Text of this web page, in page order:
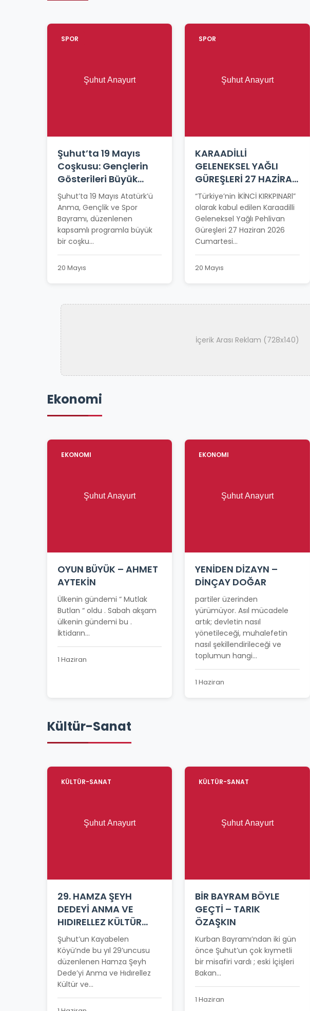
SPOR
Şuhut’ta 19 Mayıs
Coşkusu: Gençlerin
Gösterileri Büyük
Beğeni Topladı
Şuhut’ta 19 Mayıs Atatürk’ü
Anma, Gençlik ve Spor
Bayramı, düzenlenen
kapsamlı programla büyük
bir coşku...
20 Mayıs
SPOR
KARAADİLLİ
GELENEKSEL YAĞLI
GÜREŞLERİ 27 HAZİRAN
TARİHİNE ERTELENDİ
“Türkiye’nin İKİNCİ KIRKPINARl”
olarak kabul edilen Karaadilli
Geleneksel Yağlı Pehlivan
Güreşleri 27 Haziran 2026
Cumartesi...
20 Mayıs
İçerik Arası Reklam (728x140)
Ekonomi
EKONOMI
OYUN BÜYÜK – AHMET
AYTEKİN
Ülkenin gündemi “ Mutlak
Butlan “ oldu . Sabah akşam
ülkenin gündemi bu .
İktidarın...
1 Haziran
EKONOMI
YENİDEN DİZAYN –
DİNÇAY DOĞAR
partiler üzerinden
yürümüyor. Asıl mücadele
artık; devletin nasıl
yönetileceği, muhalefetin
nasıl şekillendirileceği ve
toplumun hangi...
1 Haziran
Kültür-Sanat
KÜLTÜR-SANAT
29. HAMZA ŞEYH
DEDEYİ ANMA VE
HIDIRELLEZ KÜLTÜR
BAHAR BAYRAMI
COŞKUYLA KUTLANDI
Şuhut’un Kayabelen
Köyü’nde bu yıl 29’uncusu
düzenlenen Hamza Şeyh
Dede’yi Anma ve Hıdırellez
Kültür ve...
KÜLTÜR-SANAT
BİR BAYRAM BÖYLE
GEÇTİ – TARIK
ÖZAŞKIN
Kurban Bayramı’ndan iki gün
önce Şuhut’un çok kıymetli
bir misafiri vardı ; eski İçişleri
Bakan...
1 Haziran